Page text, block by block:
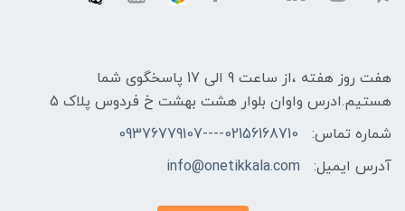
هفت روز هفته ،از ساعت 9 الی 17 پاسخگوی شما
هستیم.ادرس واوان بلوار هشت بهشت خ فردوس پلاک 5
شماره تماس:
02156168710----09376779107
آدرس ایمیل:
info@onetikkala.com